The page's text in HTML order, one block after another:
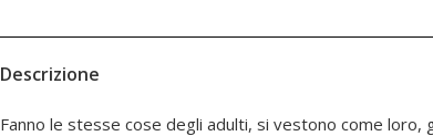
Descrizione
Fanno le stesse cose degli adulti, si vestono come loro,
coloro che se ne dovrebbero prendere cura. Divorati